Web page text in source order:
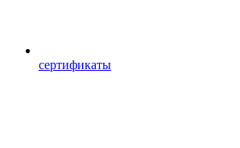
сертификаты